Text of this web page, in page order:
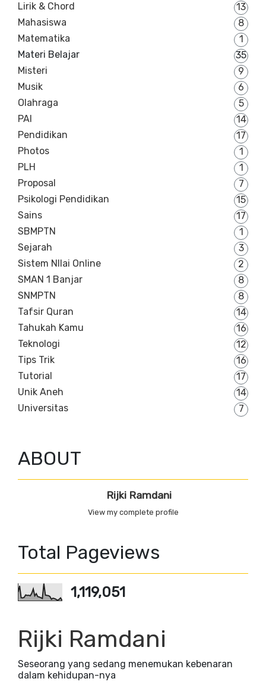
Lirik & Chord
13
Mahasiswa
8
Matematika
1
Materi Belajar
35
Misteri
9
Musik
6
Olahraga
5
PAI
14
Pendidikan
17
Photos
1
PLH
1
Proposal
7
Psikologi Pendidikan
15
Sains
17
SBMPTN
1
Sejarah
3
Sistem NIlai Online
2
SMAN 1 Banjar
8
SNMPTN
8
Tafsir Quran
14
Tahukah Kamu
16
Teknologi
12
Tips Trik
16
Tutorial
17
Unik Aneh
14
Universitas
7
ABOUT
Rijki Ramdani
View my complete profile
Total Pageviews
1,119,051
Rijki Ramdani
Seseorang yang sedang menemukan kebenaran
dalam kehidupan-nya